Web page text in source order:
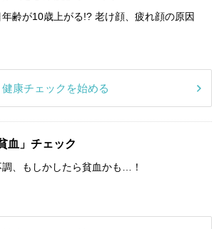
年齢が10歳上がる!? 老け顔、疲れ顔の原因
健康チェックを始める
血」チェック
調、もしかしたら貧血かも…！